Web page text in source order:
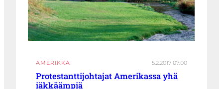
AMERIKKA 5.2.2017 07:00
Protestanttijohtajat Amerikassa yhä
iäkkäämpiä